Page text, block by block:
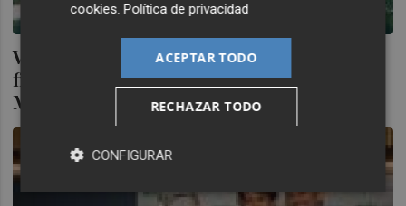
Víctor M. Ruiz (Qrenta): "Faltan incentivos
fiscales en Valencia para potenciar el
Mercado Alternativo Bursátil
cookies.Política de privacidad
ACEPTAR TODO
RECHAZAR TODO
CONFIGURAR